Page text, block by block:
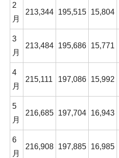
2
月
213,344 195,515 15,804
3
月
213,484 195,686 15,771
4
月
215,111 197,086 15,992
5
月
216,685 197,704 16,943
6
月
216,908 197,885 16,985